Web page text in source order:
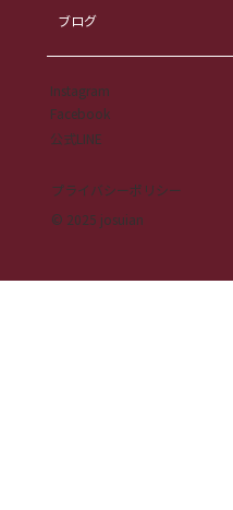
Instagram
Facebook
公式LINE
プライバシーポリシー
© 2025 josuian
ブログ